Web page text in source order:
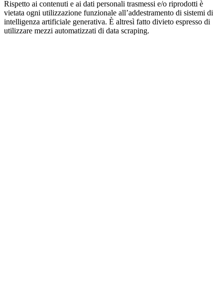
Rispetto ai contenuti e ai dati personali trasmessi e/o riprodotti è
vietata ogni utilizzazione funzionale all’addestramento di sistemi di
intelligenza artificiale generativa. È altresì fatto divieto espresso di
utilizzare mezzi automatizzati di data scraping.